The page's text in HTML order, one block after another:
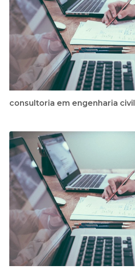
consultoria em engenharia civil